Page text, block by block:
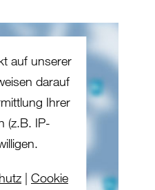
auf unserer
darauf
Ihrer
(z.B. IP-
| Cookie